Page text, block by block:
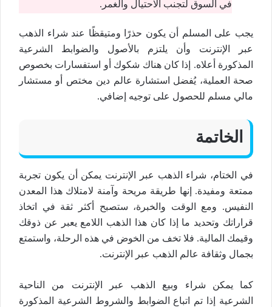
في السوق لتجنب الاحتيال والغمر.
يجب على المسلم أن يكون حذرًا ومتيقظًا عند شراء الذهب
عبر الإنترنت وأن يلتزم بالأصول والضوابط الشرعية
المذكورة أعلاه. إذا كان هناك شكوك أو استفسارات بخصوص
صحة العملية، يُفضل استشارة عالم دين مختص أو مستشار
مالي مسلم للحصول على توجيه إضافي.
الخاتمة
في الختام، شراء الذهب عبر الإنترنت يمكن أن يكون تجربة
ممتعة ومفيدة. إنها طريقة مريحة وآمنة لامتلاك هذا المعدن
النفيس. ومع الوقت والخبرة، ستصبح أكثر ثقة في اتخاذ
قراراتك وتحديد ما إذا كان هذا الذهب اللامع يعبر عن ذوقك
وقيمك المالية. فلا تخف من الخوض في هذه الرحلة، واستمتع
بجمال وثقافة عالم الذهب عبر الإنترنت.
كما يمكن شراء وبيع الذهب عبر الإنترنت من الناحية
الشرعية إذا تم اتباع الضوابط والشروط الشرعية المذكورة